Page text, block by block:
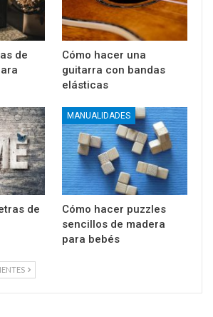
de
Cómo hacer una
guitarra con bandas
elásticas
de
MANUALIDADES
Cómo hacer puzzles
sencillos de madera
para bebés